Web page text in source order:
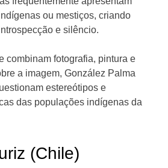
ou mestiços, criando
e silêncio.
combinam fotografia, pintura e
a imagem, González Palma
estereótipos e
das populações indígenas da
(Chile)